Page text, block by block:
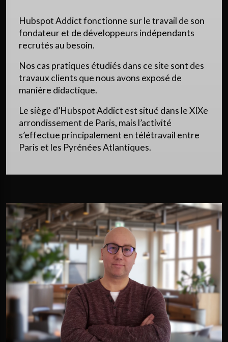
Hubspot Addict fonctionne sur le travail de son
fondateur et de développeurs indépendants
recrutés au besoin.
Nos cas pratiques étudiés dans ce site sont des
travaux clients que nous avons exposé de
manière didactique.
Le siège d’Hubspot Addict est situé dans le XIXe
arrondissement de Paris, mais l’activité
s’effectue principalement en télétravail entre
Paris et les Pyrénées Atlantiques.